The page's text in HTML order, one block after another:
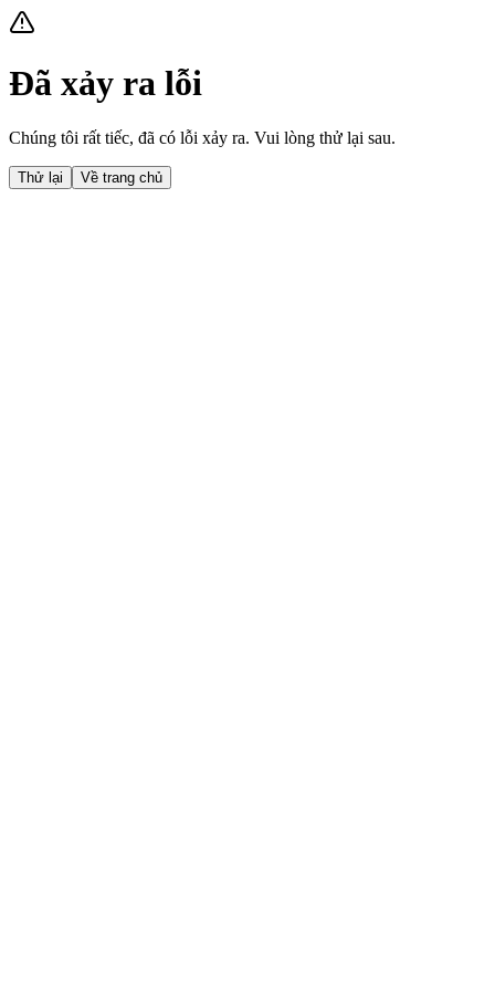
Đã xảy ra lỗi
Chúng tôi rất tiếc, đã có lỗi xảy ra. Vui lòng thử lại sau.
Thử lại Về trang chủ